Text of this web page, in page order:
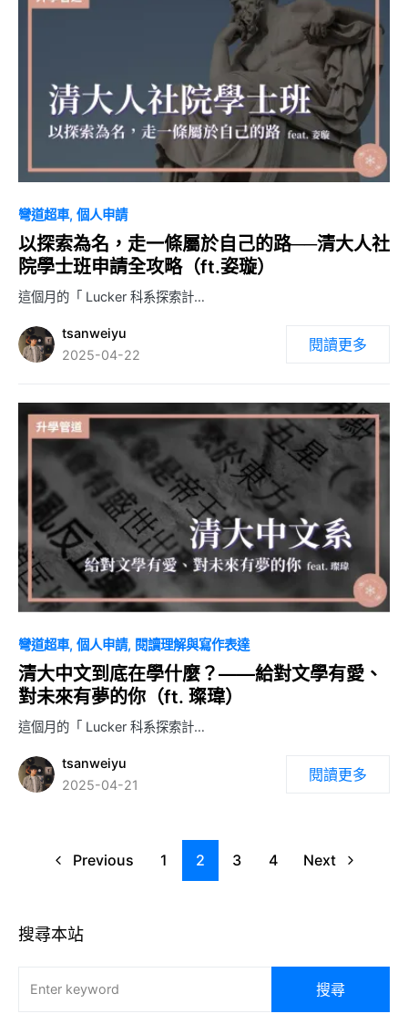
彎道超車 個人申請
以探索為名，走一條屬於自己的路──清大人社
院學士班申請全攻略（ft.姿璇）
這個月的「 Lucker 科系探索計…
tsanweiyu
2025-04-22
閱讀更多
0
彎道超車 個人申請 閱讀理解與寫作表達
清大中文到底在學什麼？——給對文學有愛、
對未來有夢的你（ft. 璨瑋）
這個月的「 Lucker 科系探索計…
tsanweiyu
2025-04-21
閱讀更多
Previous 1 2 3 4 Next
搜尋本站
搜尋